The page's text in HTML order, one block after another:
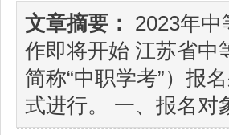
文章摘要：
2023年
作即将开始 江苏省中
简称“中职学考”）报
式进行。 一、报名对